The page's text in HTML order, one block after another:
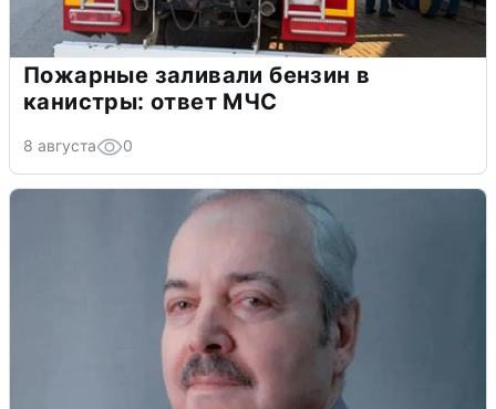
Пожарные заливали бензин в
канистры: ответ МЧС
8 августа 0